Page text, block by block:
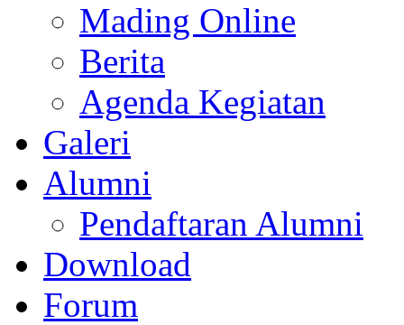
Mading Online
Berita
Agenda Kegiatan
Galeri
Alumni
Pendaftaran Alumni
Download
Forum